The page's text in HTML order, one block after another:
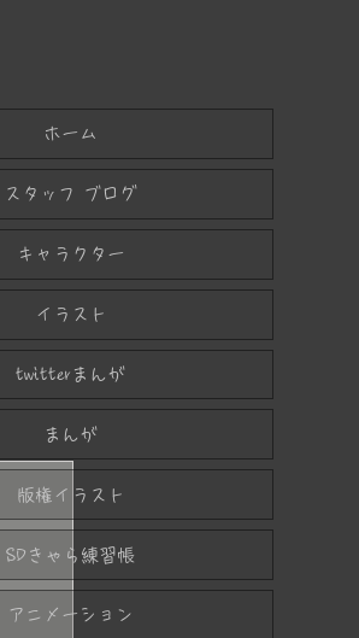
ホーム
スタッフ ブログ
キャラクター
イラスト
twitterまんが
まんが
版権イラスト
SDきゃら練習帳
アニメーション